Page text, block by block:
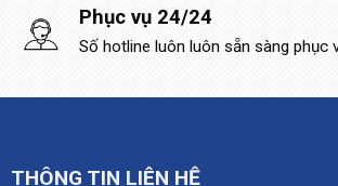
Phục vụ 24/24
Số hotline luôn luôn sẵn sàng phục
THÔNG TIN LIÊN HỆ